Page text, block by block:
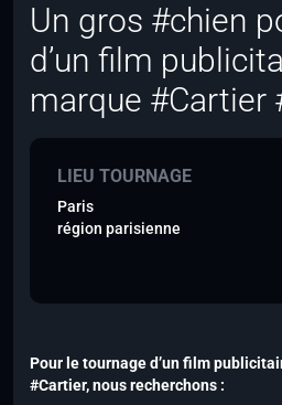
Un gros #chien
d’un film
marque #Cartier
LIEU TOURNAGE
Paris
région parisienne
Pour le tournage d’un film
#Cartier, nous recherchons :